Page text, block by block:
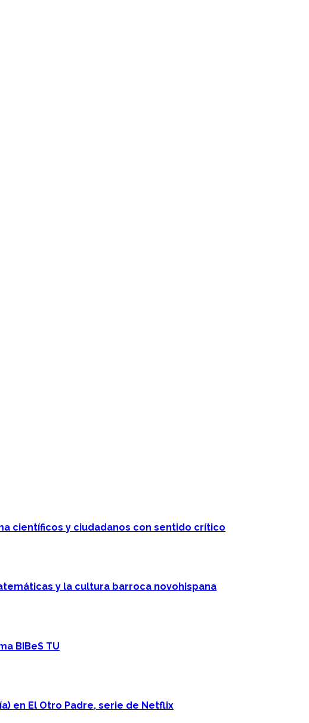
y telenovelas
científicos y ciudadanos con sentido crítico
y la cultura barroca novohispana
BIBeS TU
en El Otro Padre, serie de Netflix